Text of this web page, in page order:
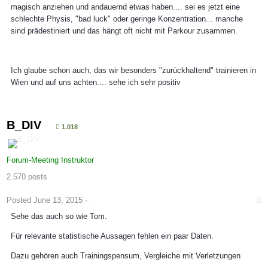
magisch anziehen und andauernd etwas haben.... sei es jetzt eine
schlechte Physis, "bad luck" oder geringe Konzentration... manche
sind prädestiniert und das hängt oft nicht mit Parkour zusammen.
Ich glaube schon auch, das wir besonders "zurückhaltend" trainieren in
Wien und auf uns achten.... sehe ich sehr positiv
B_DIV 1.018
Forum-Meeting Instruktor
2.570 posts
Posted June 13, 2015 ·
Sehe das auch so wie Tom.
Für relevante statistische Aussagen fehlen ein paar Daten.
Dazu gehören auch Trainingspensum, Vergleiche mit Verletzungen